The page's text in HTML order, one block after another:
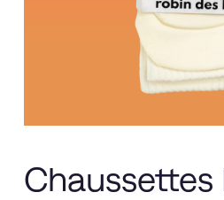
Chaussettes